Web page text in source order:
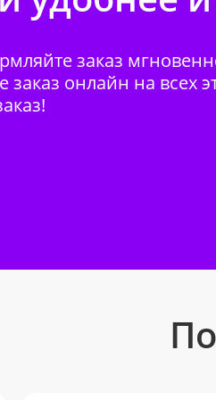
заказ
заказ онлайн на всех